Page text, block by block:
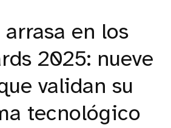
arrasa en los
2025: nueve
validan su
tecnológico